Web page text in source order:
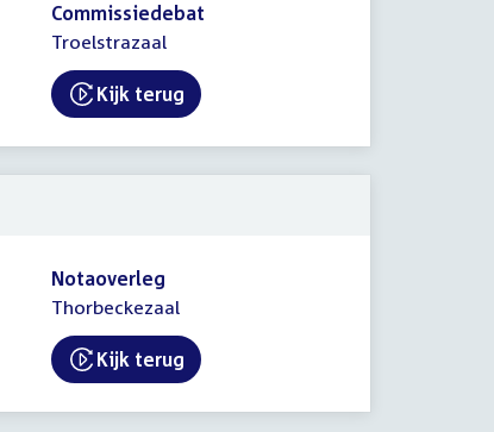
Commissiedebat
Troelstrazaal
External link:
Kijk terug
Notaoverleg
Thorbeckezaal
External link:
Kijk terug